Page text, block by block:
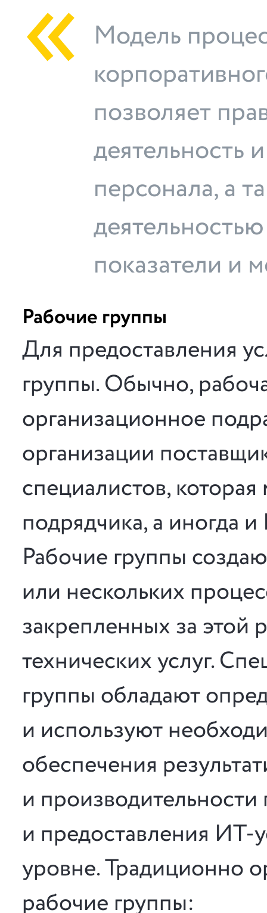
Модель
позволяет
деятельность
персонала, а
показатели и
Рабочие группы
Для предоставления
группы. Обычно,
организационное
организации
специалистов,
подрядчика, а иногда
Рабочие группы
или нескольких
закрепленных за этой
технических услуг.
группы обладают
и используют
обеспечения
и
и предоставления ИТ-
уровне. Традиционно
рабочие группы: